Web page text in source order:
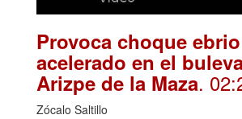
Provoca choque ebrio
acelerado en el
Arizpe de la Maza.
Zócalo Saltillo